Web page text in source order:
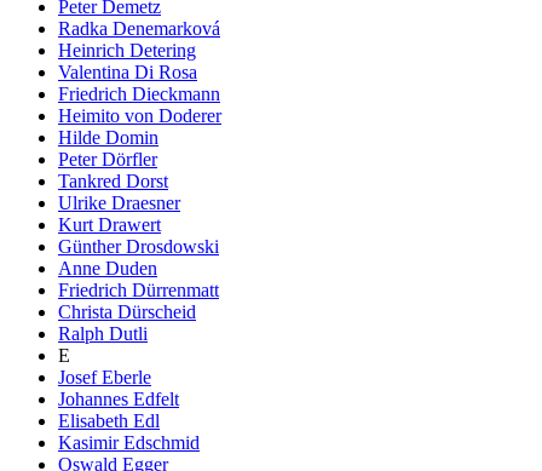
Peter Demetz
Radka Denemarková
Heinrich Detering
Valentina Di Rosa
Friedrich Dieckmann
Heimito von Doderer
Hilde Domin
Peter Dörfler
Tankred Dorst
Ulrike Draesner
Kurt Drawert
Günther Drosdowski
Anne Duden
Friedrich Dürrenmatt
Christa Dürscheid
Ralph Dutli
E
Josef Eberle
Johannes Edfelt
Elisabeth Edl
Kasimir Edschmid
Oswald Egger